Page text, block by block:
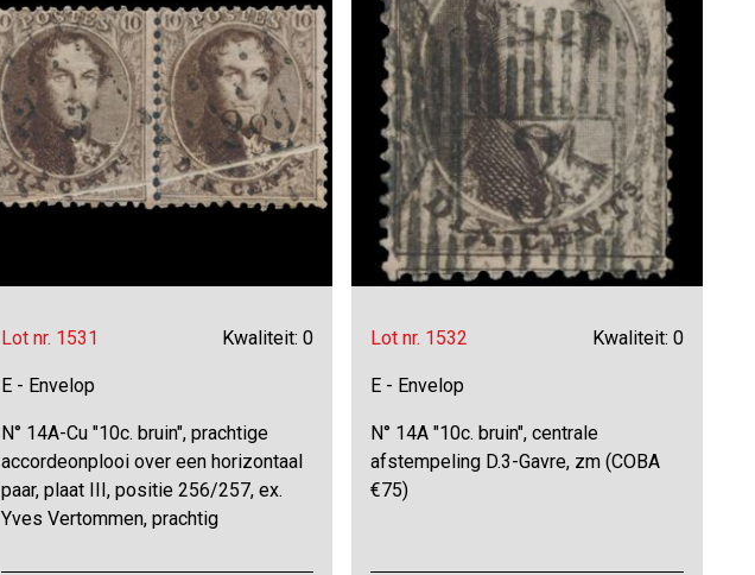
Lot nr. 1531 Kwaliteit: 0
E - Envelop
N° 14A-Cu "10c. bruin", prachtige
accordeonplooi over een horizontaal
paar, plaat III, positie 256/257, ex.
Yves Vertommen, prachtig
Lot nr. 1532 Kwaliteit: 0
E - Envelop
N° 14A "10c. bruin", centrale
afstempeling D.3-Gavre, zm (COBA
€75)